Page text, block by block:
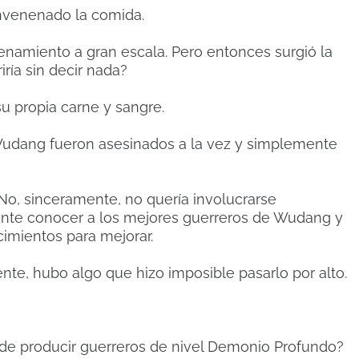
la comida.
a gran escala. Pero entonces surgió la
sin decir nada?
propia carne y sangre.
fueron asesinados a la vez y simplemente
sinceramente, no quería involucrarse
conocer a los mejores guerreros de Wudang y
para mejorar.
hubo algo que hizo imposible pasarlo por alto.
producir guerreros de nivel Demonio Profundo?